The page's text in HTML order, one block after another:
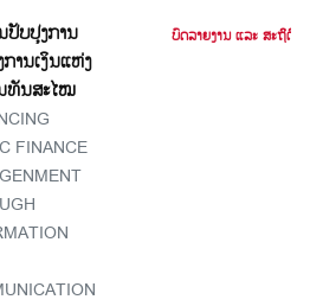
ປັບປຸງການ
ານເງິນແຫ່ງ
ທັນສະໄໝ
FINANCE
ບົດລາຍງານ ແລະ ສະຖິຕິ